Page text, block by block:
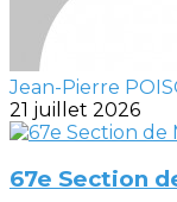
Jean-Pierre
21 juillet 2026
67e Section